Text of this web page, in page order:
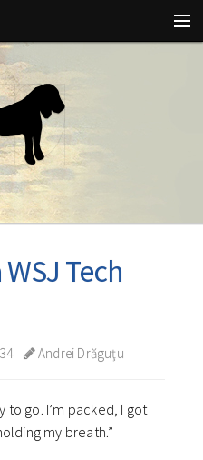
Tech
Andrei Drăguţu
to go. I’m packed, I got
my breath.”